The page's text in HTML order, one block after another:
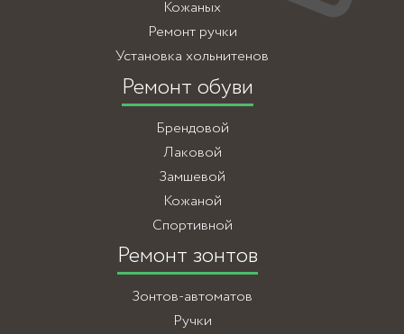
Кожаных
Ремонт ручки
Установка хольнитенов
Ремонт обуви
Брендовой
Лаковой
Замшевой
Кожаной
Спортивной
Ремонт зонтов
Зонтов-автоматов
Ручки